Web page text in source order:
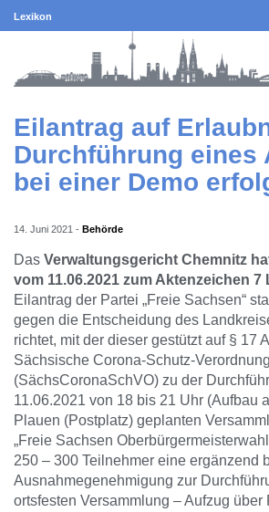
Lexikon
Eilantrag auf
Durchführung eines
bei einer Demo
14. Juni 2021 - Behörde
Das Verwaltungsgericht Chemnitz
vom 11.06.2021 zum Aktenzeichen 7
Eilantrag der Partei „Freie Sachsen“
gegen die Entscheidung des
richtet, mit der dieser gestützt auf § 17
Sächsische Corona-Schutz-
(SächsCoronaSchVO) zu der
11.06.2021 von 18 bis 21 Uhr (Aufbau
Plauen (Postplatz) geplanten
„Freie Sachsen
250 – 300 Teilnehmer eine ergänzend
Ausnahmegenehmigung zur
ortsfesten Versammlung – Aufzug über